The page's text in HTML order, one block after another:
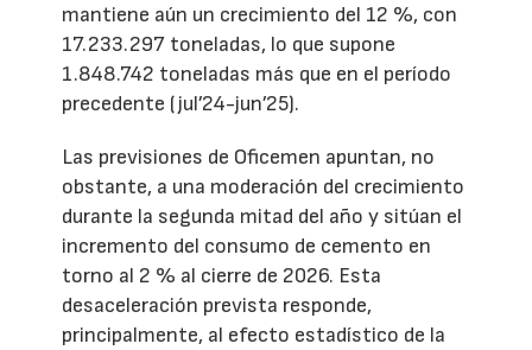
mantiene aún un crecimiento del 12 %, con
17.233.297 toneladas, lo que supone
1.848.742 toneladas más que en el período
precedente (jul’24-jun’25).
Las previsiones de Oficemen apuntan, no
obstante, a una moderación del crecimiento
durante la segunda mitad del año y sitúan el
incremento del consumo de cemento en
torno al 2 % al cierre de 2026. Esta
desaceleración prevista responde,
principalmente, al efecto estadístico de la